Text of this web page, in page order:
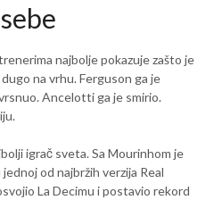
najbolje pokazuje zašto je
na vrhu. Ferguson ga je
Ancelotti ga je smirio.
igrač sveta. Sa Mourinhom je
od najbržih verzija Real
La Decimu i postavio rekord